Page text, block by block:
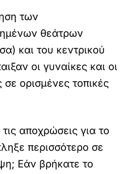
των
θεάτρων
και του κεντρικού
οι γυναίκες και οι
σε ορισμένες τοπικές
αποχρώσεις για το
περισσότερο σε
Εάν βρήκατε το